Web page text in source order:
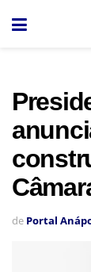
de Portal